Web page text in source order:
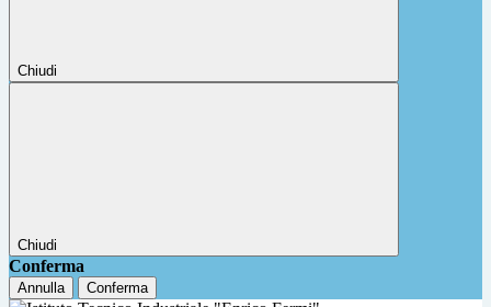
Chiudi
Chiudi
Conferma
Annulla Conferma